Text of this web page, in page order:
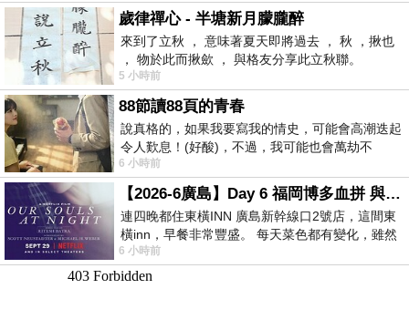
歲律禪心 - 半塘新月朦朧醉
來到了立秋 ， 意味著夏天即將過去 ， 秋 ，揪也
， 物於此而揪歛 ， 與格友分享此立秋聯。
5 小時前
88節讀88頁的青春
說真格的，如果我要寫我的情史，可能會高潮迭起
令人歎息！(好酸)，不過，我可能也會萬劫不
復...，每天跪鍵盤還是被判了花心的罪
6 小時前
【2026-6廣島】Day 6 福岡博多血拼 與機場接送少年司機深夜對談
連四晚都住東橫INN 廣島新幹線口2號店，這間東
橫inn，早餐非常豐盛。 每天菜色都有變化，雖然
看到工作人員拿出料理包加熱，但
6 小時前